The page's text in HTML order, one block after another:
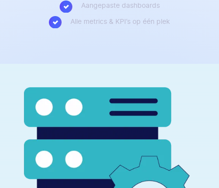
Aangepaste dashboards
Alle metrics & KPI’s op één plek